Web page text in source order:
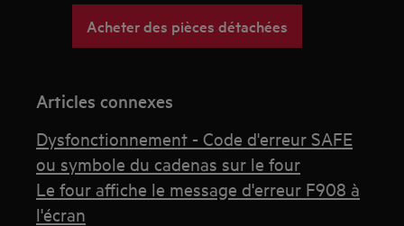
Acheter des pièces détachées
Articles connexes
Dysfonctionnement - Code d'erreur SAFE
ou symbole du cadenas sur le four
Le four affiche le message d'erreur F908 à
l'écran